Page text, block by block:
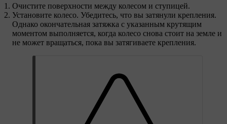
Очистите поверхности между колесом и ступицей.
Установите колесо. Убедитесь, что вы затянули крепления.
Однако окончательная затяжка с указанным крутящим
моментом выполняется, когда колесо снова стоит на земле и
не может вращаться, пока вы затягиваете крепления.